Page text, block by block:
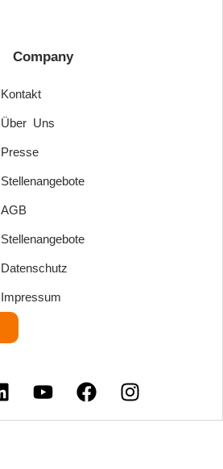
Company
Kontakt
Über Uns
Presse
Stellenangebote
AGB
Stellenangebote
Datenschutz
Impressum